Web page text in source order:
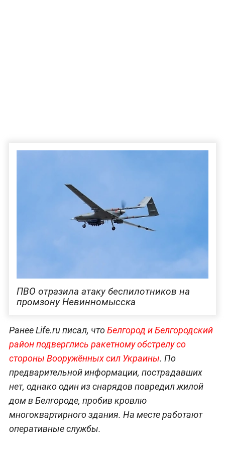
ПВО отразила атаку беспилотников на
промзону Невинномысска
Ранее Life.ru писал, чтоБелгород и Белгородский
район подверглись ракетному обстрелу со
стороны Вооружённых сил Украины. По
предварительной информации, пострадавших
нет, однако один из снарядов повредил жилой
дом в Белгороде, пробив кровлю
многоквартирного здания. На месте работают
оперативные службы.